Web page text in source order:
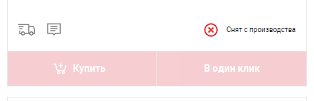
Купить В один клик